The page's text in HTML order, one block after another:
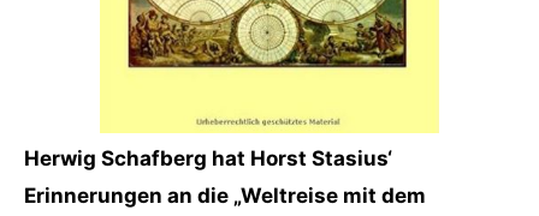
Herwig Schafberg hat Horst Stasius‘
Erinnerungen an die „Weltreise mit dem